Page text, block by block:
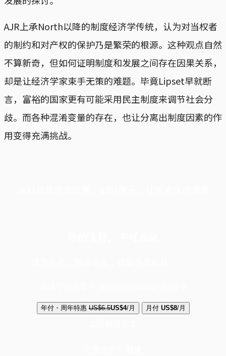
AJR上承North以降的制度经济学传统，认为对当权者
的制约和对产权的保护乃是繁荣的根源。这种观点自然
不算新奇，但如何证明制度和发展之间存在因果关系，
却是让经济学家束手无策的难题。毕竟Lipset早就断
言，富裕的国家更有可能采用民主制度来调节社会分
歧。而各种混淆变量的存在，也让分离出制度因素的作
用变得充满挑战。
年付・周年特惠 US$6.5US$4/月 月付 US$8/月